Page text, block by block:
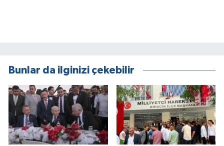
Bunlar da ilginizi çekebilir